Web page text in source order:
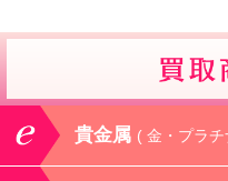
貴金属 ( 金・プラチ